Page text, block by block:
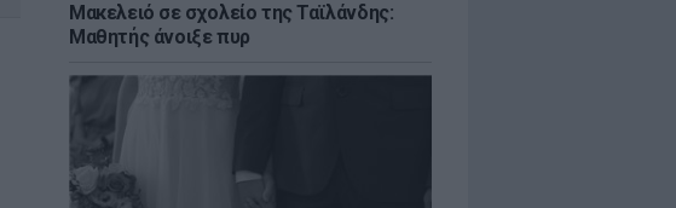
Μακελειό σε σχολείο της Ταϊλάνδης:
Μαθητής άνοιξε πυρ